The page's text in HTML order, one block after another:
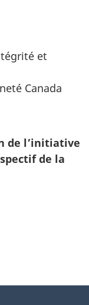
et
Canada
de l’initiative
de la